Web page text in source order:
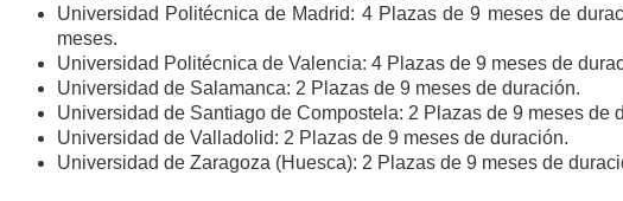
Universidad Politécnica de Madrid: 4 Plazas de 9 meses de
meses.
Universidad Politécnica de Valencia: 4 Plazas de 9 meses de
Universidad de Salamanca: 2 Plazas de 9 meses de duración.
Universidad de Santiago de Compostela: 2 Plazas de 9 meses de
Universidad de Valladolid: 2 Plazas de 9 meses de duración.
Universidad de Zaragoza (Huesca): 2 Plazas de 9 meses de